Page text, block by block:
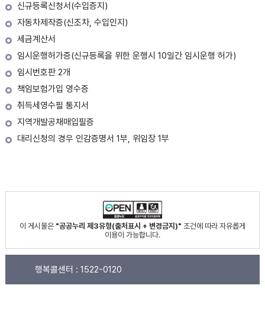
신규등록신청서(수입증지)
자동차제작증(신조차, 수입인지)
세금계산서
임시운행허가증(신규등록을 위한 운행시 10일간 임시운행 허가)
임시번호판 2개
책임보험가입 영수증
취득세영수필 통지서
지역개발공채매입필증
대리신청의 경우 인감증명서 1부, 위임장 1부
이 게시물은 "공공누리 제3유형(출처표시 + 변경금지)" 조건에 따라 자유롭게
이용이 가능합니다.
행복콜센터 : 1522-0120